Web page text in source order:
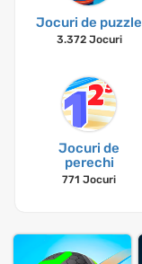
Jocuri de puzzle
3.372 Jocuri
Jocuri de
perechi
771 Jocuri